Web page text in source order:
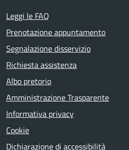
Leggi le FAQ
Prenotazione appuntamento
Segnalazione disservizio
Richiesta assistenza
Albo pretorio
Amministrazione Trasparente
Informativa privacy
Cookie
Dichiarazione di accessibilità